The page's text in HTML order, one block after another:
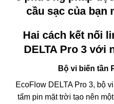
cầu sạc của bạn
Hai cách kết nối
DELTA Pro 3 với
Bộ vi biến tần
EcoFlow DELTA Pro 3, bộ
tấm pin mặt trời tạo nên